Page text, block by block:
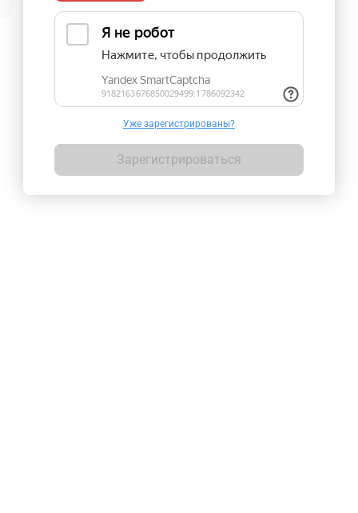
Уже зарегистрированы?
Зарегистрироваться